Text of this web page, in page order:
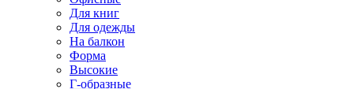
Для книг
Для одежды
На балкон
Форма
Высокие
Г-образные